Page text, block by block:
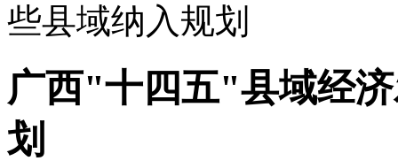
些县域纳入规划
广西"十四五"县域经
划